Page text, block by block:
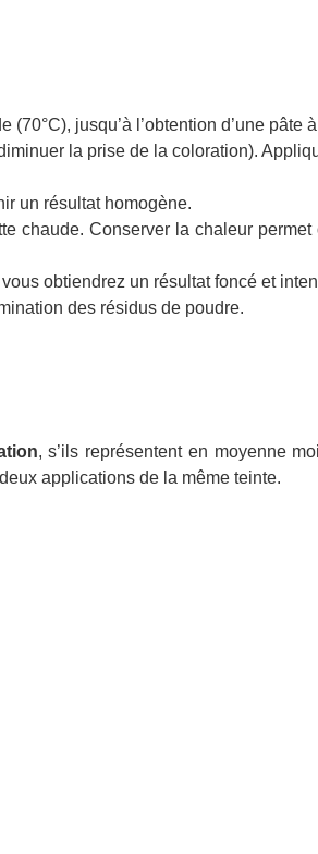
jusqu’à l’obtention d’une pâte
la prise de la coloration).
un résultat homogène.
chaude. Conserver la chaleur permet
obtiendrez un résultat foncé et
des résidus de poudre.
, s’ils représentent en moyenne
applications de la même teinte.